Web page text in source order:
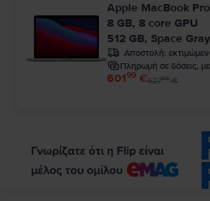
Apple MacBook
8 GB, 8 core GPU
512 GB, Space
Αποστολή:
Πληρωμή σε δόσεις,
60199 €62799€